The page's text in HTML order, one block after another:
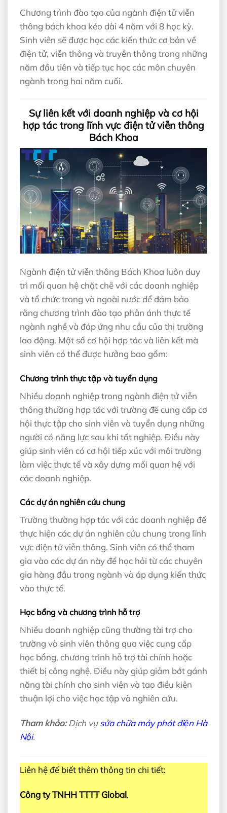
Chương trình đào tạo của ngành điện tử viễn
thông bách khoa kéo dài 4 năm với 8 học kỳ.
Sinh viên sẽ được học các kiến thức cơ bản về
điện tử, viễn thông và truyền thông trong những
năm đầu tiên và tiếp tục học các môn chuyên
ngành trong hai năm cuối.
Sự liên kết với doanh nghiệp và cơ hội
hợp tác trong lĩnh vực điện tử viễn thông
Bách Khoa
Ngành điện tử viễn thông Bách Khoa luôn duy
trì mối quan hệ chặt chẽ với các doanh nghiệp
và tổ chức trong và ngoài nước để đảm bảo
rằng chương trình đào tạo phản ánh thực tế
ngành nghề và đáp ứng nhu cầu của thị trường
lao động. Một số cơ hội hợp tác và liên kết mà
sinh viên có thể được hưởng bao gồm:
Chương trình thực tập và tuyển dụng
Nhiều doanh nghiệp trong ngành điện tử viễn
thông thường hợp tác với trường để cung cấp cơ
hội thực tập cho sinh viên và tuyển dụng những
người có năng lực sau khi tốt nghiệp. Điều này
giúp sinh viên có cơ hội tiếp xúc với môi trường
làm việc thực tế và xây dựng mối quan hệ với
các doanh nghiệp.
Các dự án nghiên cứu chung
Trường thường hợp tác với các doanh nghiệp để
thực hiện các dự án nghiên cứu chung trong lĩnh
vực điện tử viễn thông. Sinh viên có thể tham
gia vào các dự án này để học hỏi từ các chuyên
gia hàng đầu trong ngành và áp dụng kiến thức
vào thực tế.
Học bổng và chương trình hỗ trợ
Nhiều doanh nghiệp cũng thường tài trợ cho
trường và sinh viên thông qua việc cung cấp
học bổng, chương trình hỗ trợ tài chính hoặc
thiết bị công nghệ. Điều này giúp giảm bớt gánh
nặng tài chính cho sinh viên và tạo điều kiện
thuận lợi cho việc học tập và nghiên cứu.
Tham khảo:Dịch vụsửa chữa máy phát điện Hà
Nội.
Liên hệ để biết thêm thông tin chi tiết:
Công ty TNHH TTTT Global.